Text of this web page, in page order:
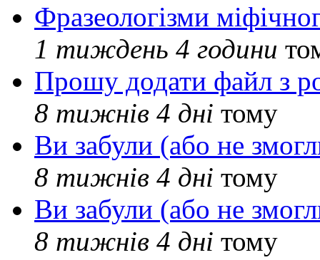
Фразеологізми
1 тиждень 4 години
Прошу додати файл з
8 тижнів 4 дні тому
Ви забули (або не
8 тижнів 4 дні тому
Ви забули (або не
8 тижнів 4 дні тому